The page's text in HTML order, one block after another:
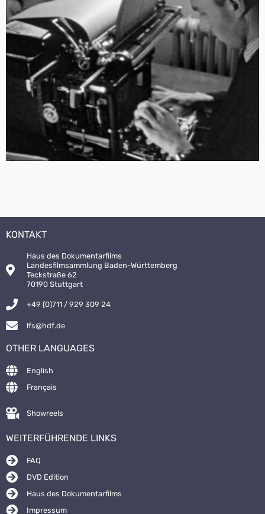
KONTAKT
Haus des Dokumentarfilms
Landesfilmsammlung Baden-Württemberg
Teckstraße 62
70190 Stuttgart
+49 (0)711 / 929 309 24
lfs@hdf.de
OTHER LANGUAGES
English
Français
Showreels
WEITERFÜHRENDE LINKS
FAQ
DVD Edition
Haus des Dokumentarfilms
Impressum